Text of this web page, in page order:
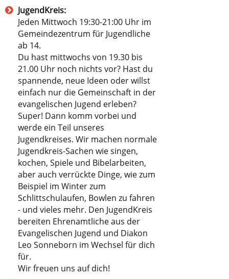
JugendKreis:
Jeden Mittwoch 19:30-21:00 Uhr im
Gemeindezentrum für Jugendliche
ab 14.
Du hast mittwochs von 19.30 bis
21.00 Uhr noch nichts vor? Hast du
spannende, neue Ideen oder willst
einfach nur die Gemeinschaft in der
evangelischen Jugend erleben?
Super! Dann komm vorbei und
werde ein Teil unseres
Jugendkreises. Wir machen normale
Jugendkreis-Sachen wie singen,
kochen, Spiele und Bibelarbeiten,
aber auch verrückte Dinge, wie zum
Beispiel im Winter zum
Schlittschulaufen, Bowlen zu fahren
- und vieles mehr. Den JugendKreis
bereiten Ehrenamtliche aus der
Evangelischen Jugend und Diakon
Leo Sonneborn im Wechsel für dich
für.
Wir freuen uns auf dich!